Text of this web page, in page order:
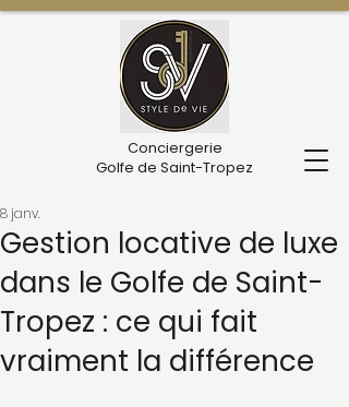
Conciergerie
Golfe de Saint-Tropez
Gestion locative de luxe
dans le Golfe de Saint-
Tropez : ce qui fait
vraiment la différence
8 janv.